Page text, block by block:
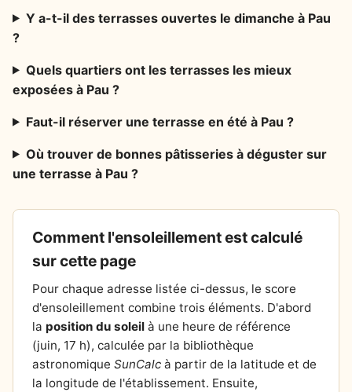
Y a-t-il des terrasses ouvertes le dimanche à Pau
?
Quels quartiers ont les terrasses les mieux
exposées à Pau ?
Faut-il réserver une terrasse en été à Pau ?
Où trouver de bonnes pâtisseries à déguster sur
une terrasse à Pau ?
Comment l'ensoleillement est calculé
sur cette page
Pour chaque adresse listée ci-dessus, le score
d'ensoleillement combine trois éléments. D'abord
la position du soleil à une heure de référence
(juin, 17 h), calculée par la bibliothèque
astronomique SunCalc à partir de la latitude et de
la longitude de l'établissement. Ensuite,